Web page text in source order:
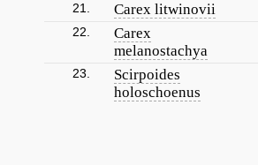
21. Carex litwinovii
22.
Carex
melanostachya
23.
Scirpoides
holoschoenus